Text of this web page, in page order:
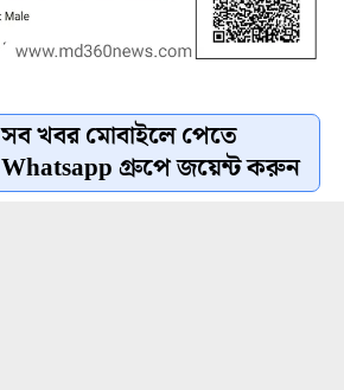
সব খবর মোবাইলে পেতে
Whatsapp গ্রুপে জয়েন্ট করুন